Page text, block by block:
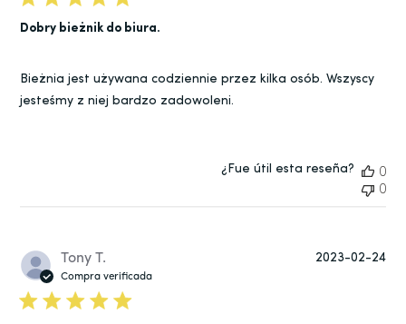
Dobry bieżnik do biura.
Bieżnia jest używana codziennie przez kilka osób. Wszyscy
jesteśmy z niej bardzo zadowoleni.
¿Fue útil esta reseña?
0
0
Tony T.
Compra verificada
2023-02-24